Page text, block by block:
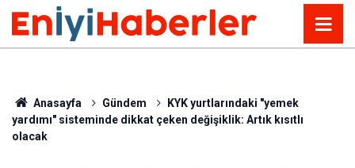
Anasayfa Gündem
KYK yurtlarındaki "yemek
yardımı" sisteminde dikkat çeken değişiklik: Artık kısıtlı
olacak